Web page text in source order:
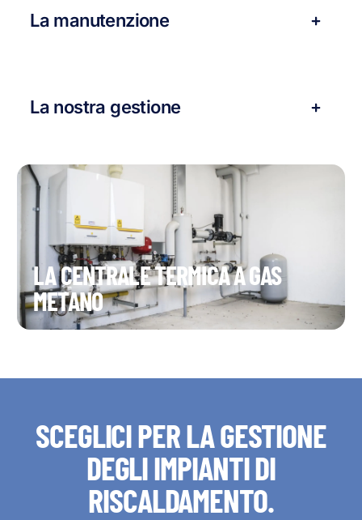
LA CENTRALE TERMICA A GAS
METANO
La manutenzione
La nostra gestione
SCEGLICI PER LA GESTIONE
DEGLI IMPIANTI DI
RISCALDAMENTO.